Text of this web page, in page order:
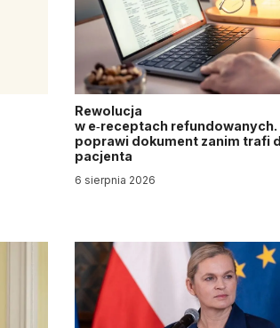
Rewolucja
w e‑receptach refundowanych.
poprawi dokument zanim trafi
pacjenta
6 sierpnia 2026